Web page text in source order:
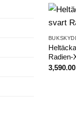
Radien-
3,590.00